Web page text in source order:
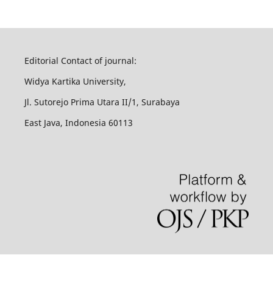
Editorial Contact of journal:
Widya Kartika University,
Jl. Sutorejo Prima Utara II/1, Surabaya
East Java, Indonesia 60113